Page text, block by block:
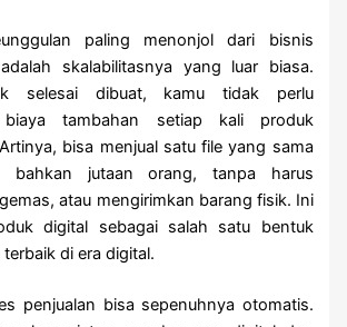
paling menonjol dari bisnis
skalabilitasnya yang luar biasa.
selesai dibuat, kamu tidak perlu
biaya tambahan setiap kali produk
bisa menjual satu file yang sama
bahkan jutaan orang, tanpa harus
atau mengirimkan barang fisik. Ini
digital sebagai salah satu bentuk
di era digital.
penjualan bisa sepenuhnya otomatis.